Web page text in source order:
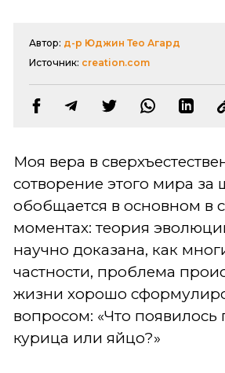
Автор: д-р Юджин Тео Агард
Источник: creation.com
Моя вера в
сотворение этого мира за
обобщается в основном в
моментах: теория
научно доказана, как
частности, проблема
жизни хорошо
вопросом: «Что появилось
курица или яйцо?»